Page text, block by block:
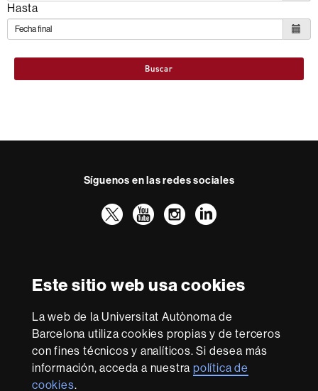
Este sitio web usa cookies
La web de la Universitat Autònoma de
Barcelona utiliza cookies propias y de terceros
con fines técnicos y analíticos. Si desea más
información, acceda a nuestrapolítica de
cookies.
Hasta
Buscar
Síguenos en las redes sociales
TwitterYouTube
Instagram
LinkedIn
Excellence
Research
-
Euraxess
Con la financiación de